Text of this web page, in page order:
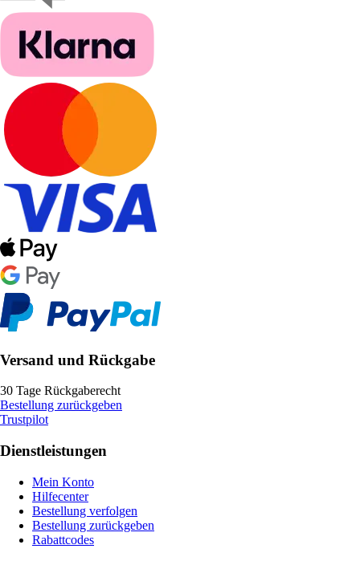
Versand und Rückgabe
30 Tage Rückgaberecht
Bestellung zurückgeben
Trustpilot
Dienstleistungen
Mein Konto
Hilfecenter
Bestellung verfolgen
Bestellung zurückgeben
Rabattcodes